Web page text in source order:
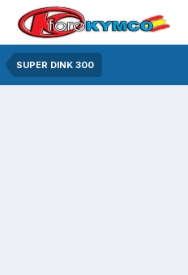
SUPER DINK 300